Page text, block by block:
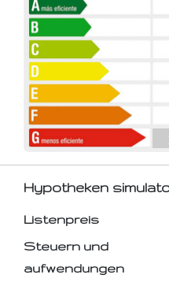
Hypotheken
Listenpreis
Steuern und
aufwendungen